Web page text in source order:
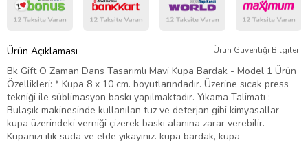
Ürün Açıklaması Ürün Güvenliği Bilgileri
Bk Gift O Zaman Dans Tasarımlı Mavi Kupa Bardak - Model 1 Ürün
Özellikleri: * Kupa 8 x 10 cm. boyutlarındadır. Üzerine sıcak press
tekniği ile süblimasyon baskı yapılmaktadır. Yıkama Talimatı :
Bulaşık makinesinde kullanılan tuz ve deterjan gibi kimyasallar
kupa üzerindeki verniği çizerek baskı alanına zarar verebilir.
Kupanızı ılık suda ve elde yıkayınız. kupa bardak, kupa